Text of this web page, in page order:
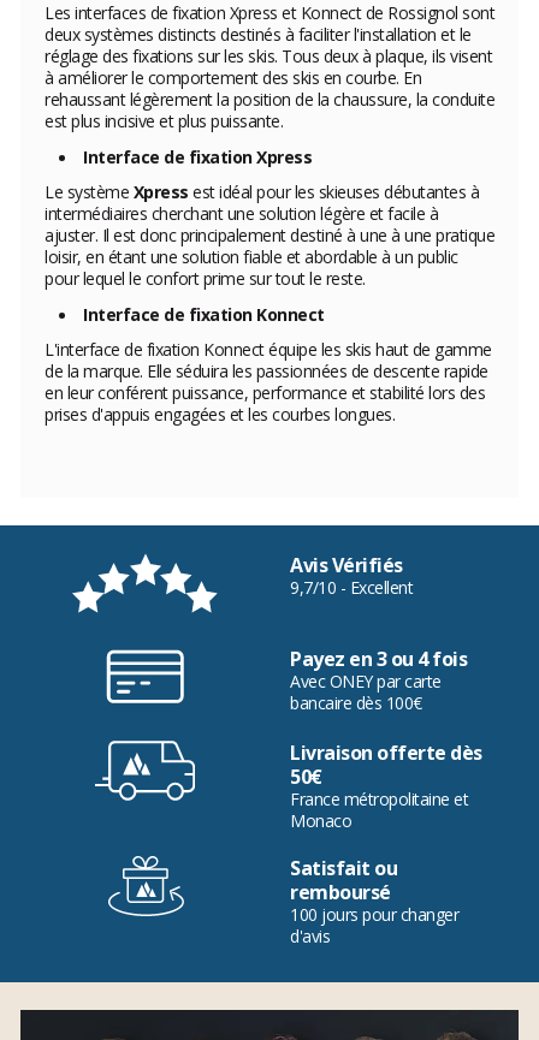
Les interfaces de fixation Xpress et Konnect de Rossignol sont
deux systèmes distincts destinés à faciliter l'installation et le
réglage des fixations sur les skis. Tous deux à plaque, ils visent
à améliorer le comportement des skis en courbe. En
rehaussant légèrement la position de la chaussure, la conduite
est plus incisive et plus puissante.
Interface de fixation Xpress
Le système Xpress est idéal pour les skieuses débutantes à
intermédiaires cherchant une solution légère et facile à
ajuster. Il est donc principalement destiné à une à une pratique
loisir, en étant une solution fiable et abordable à un public
pour lequel le confort prime sur tout le reste.
Interface de fixation Konnect
L'interface de fixation Konnect équipe les skis haut de gamme
de la marque. Elle séduira les passionnées de descente rapide
en leur conférent puissance, performance et stabilité lors des
prises d'appuis engagées et les courbes longues.
Avis Vérifiés
9,7/10 - Excellent
Payez en 3 ou 4 fois
Avec ONEY par carte
bancaire dès 100€
Livraison offerte dès
50€
France métropolitaine et
Monaco
Satisfait ou
remboursé
100 jours pour changer
d'avis